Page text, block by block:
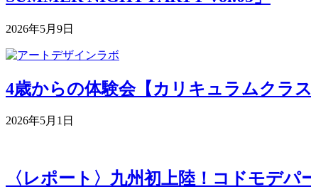
2026年5月9日
4歳からの体験会【カリキュラムクラ
2026年5月1日
〈レポート〉九州初上陸！コドモデパ